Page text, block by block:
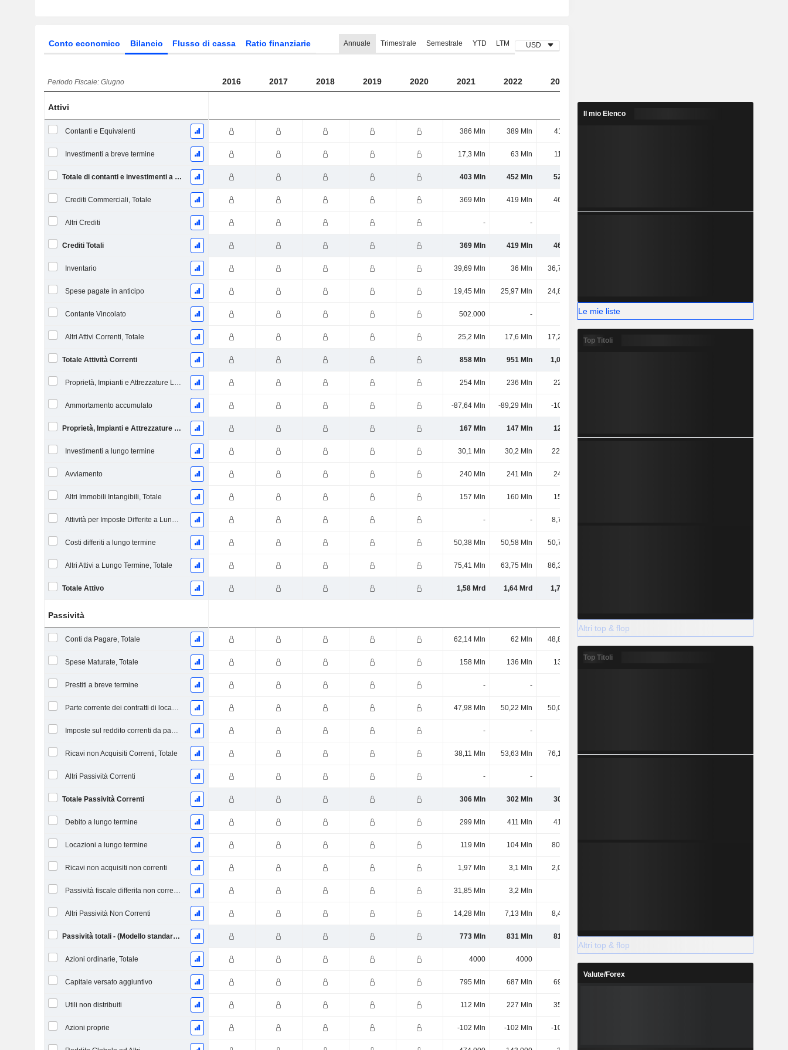
Conto economico Bilancio Flusso di cassa Ratio finanziarie Annuale Trimestrale Semestrale YTD LTM USD
Periodo Fiscale: Giugno 2016 2017 2018 2019 2020 2021 2022 2023
Attivi
Contanti e Equivalenti 386 Mln 389 Mln 411 Mln
Investimenti a breve termine 17,3 Mln 63 Mln 112 Mln
Totale di contanti e investimenti a breve termine 403 Mln 452 Mln 523 Mln
Crediti Commerciali, Totale 369 Mln 419 Mln 464 Mln
Altri Crediti - -
Crediti Totali 369 Mln 419 Mln 464 Mln
Inventario 39,69 Mln 36 Mln 36,72 Mln
Spese pagate in anticipo 19,45 Mln 25,97 Mln 24,82 Mln
Contante Vincolato 502.000 - -
Altri Attivi Correnti, Totale 25,2 Mln 17,6 Mln 17,24 Mln 14,49 Mln
Totale Attività Correnti 858 Mln 951 Mln 1,07 Mrd
Proprietà, Impianti e Attrezzature Lordi 254 Mln 236 Mln 227 Mln
Ammortamento accumulato -87,64 Mln -89,29 Mln -105 Mln
Proprietà, Impianti e Attrezzature Nette 167 Mln 147 Mln 122 Mln
Investimenti a lungo termine 30,1 Mln 30,2 Mln 22,8 Mln
Avviamento 240 Mln 241 Mln 247 Mln
Altri Immobili Intangibili, Totale 157 Mln 160 Mln 158 Mln
Attività per Imposte Differite a Lungo Termine - - 8,78 Mln
Costi differiti a lungo termine 50,38 Mln 50,58 Mln 50,79 Mln
Altri Attivi a Lungo Termine, Totale 75,41 Mln 63,75 Mln 86,35 Mln
Totale Attivo 1,58 Mrd 1,64 Mrd 1,76 Mrd
Passività
Conti da Pagare, Totale 62,14 Mln 62 Mln 48,85 Mln 40,97 Mln 43,96 Mln
Spese Maturate, Totale 158 Mln 136 Mln 134 Mln 126 Mln
Prestiti a breve termine - -
Parte corrente dei contratti di locazione 47,98 Mln 50,22 Mln 50,07 Mln
Imposte sul reddito correnti da pagare - -
Ricavi non Acquisiti Correnti, Totale 38,11 Mln 53,63 Mln 76,16 Mln 35,74 Mln 27 Mln
Altri Passività Correnti - -
Totale Passività Correnti 306 Mln 302 Mln 309 Mln
Debito a lungo termine 299 Mln 411 Mln 413 Mln
Locazioni a lungo termine 119 Mln 104 Mln 80,7 Mln
Ricavi non acquisiti non correnti 1,97 Mln 3,1 Mln 2,06 Mln
Passività fiscale differita non corrente 31,85 Mln 3,2 Mln
Altri Passività Non Correnti 14,28 Mln 7,13 Mln 8,44 Mln
Passività totali - (Modello standard / utilitario) 773 Mln 831 Mln 813 Mln 744 Mln 814 Mln
Azioni ordinarie, Totale 4000 4000
Capitale versato aggiuntivo 795 Mln 687 Mln 695 Mln
Utili non distribuiti 112 Mln 227 Mln 354 Mln
Azioni proprie -102 Mln -102 Mln -102 Mln
Il mio Elenco
Le mie liste
Top Titoli
Altri top & flop
Top Titoli
Altri top & flop
Valute/Forex